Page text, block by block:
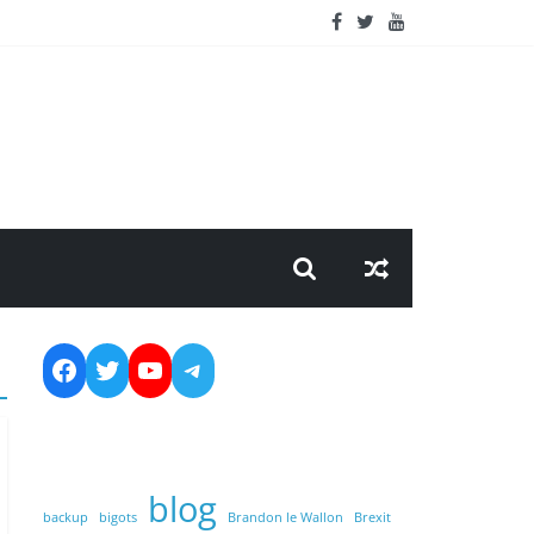
Facebook
Twitter
YouTubeTelegram
backup bigots blog Brandon le Wallon Brexit